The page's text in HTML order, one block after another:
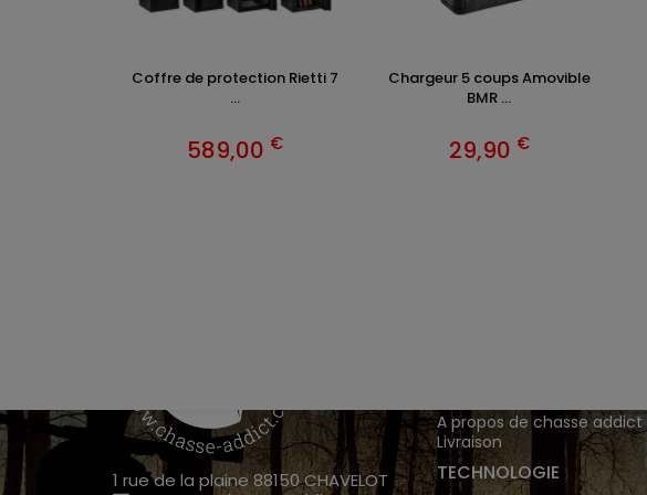
Coffre de protection Rietti 7
...
589,00 €
Chargeur 5 coups Amovible
BMR ...
29,90 €
1 rue de la plaine 88150 CHAVELOT
A propos de chasse addict
Livraison
TECHNOLOGIE